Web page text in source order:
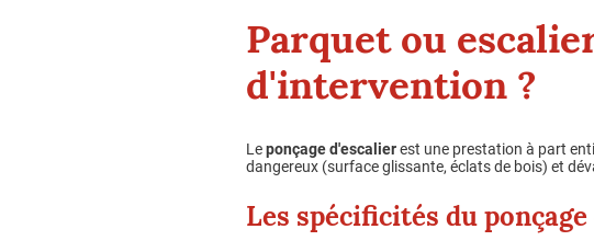
Parquet ou
d'intervention ?
Leponçage d'escalierest une prestation à part
dangereux (surface glissante, éclats de bois) et
Les spécificités du